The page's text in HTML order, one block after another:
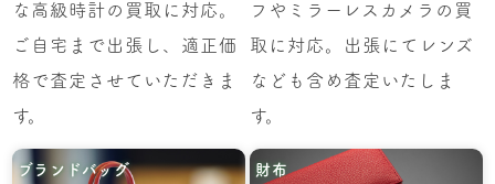
な高級時計の買取に対応。
ご自宅まで出張し、適正価
格で査定させていただきま
す。
フやミラーレスカメラの買
取に対応。出張にてレンズ
なども含め査定いたしま
す。
ブランドバッグ 財布